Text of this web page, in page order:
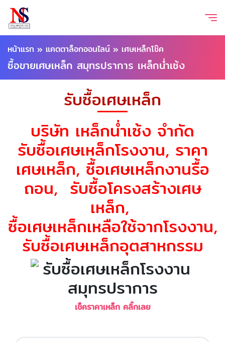
หน้าแรก » แคตตาล็อกออนไลน์ » เศษเหล็กโช๊ค
ซื้อขายเศษเหล็ก สมุทรปราการ เหล็กน่ำเซ้ง
รับซื้อเศษเหล็ก
บริษัท เหล็กน่ำเซ้ง จำกัด
รับซื้อเศษเหล็กโรงงาน, ราคา
เศษเหล็ก, ซื้อเศษเหล็กงานรื้อ
ถอน, รับซื้อโครงสร้างเศษ
เหล็ก,
ซื้อเศษเหล็กเหลือใช้จากโรงงาน,
รับซื้อเศษเหล็กอุตสาหกรรม
เช็คราคาเหล็ก คลิ๊กเลย